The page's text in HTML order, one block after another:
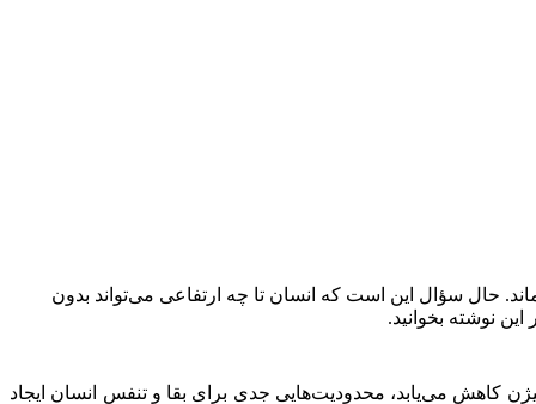
بر اثر گرفتار شدن در پدیده‌ای به نام «باد چرخشی» به ارتفاع ۸۵۰۰ متری رسید و زنده ماند. حال سؤال این است که انسان تا چه ارتفاعی می‌تواند بدون
نوشته بخوانید.
کاهش می‌یابد، محدودیت‌هایی جدی برای بقا و تنفس انسان ایجاد